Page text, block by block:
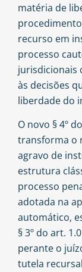
matéria de
recurso em
processo
jurisdicionais
às decisões
liberdade do
O novo § 4º
transforma o
agravo de
estrutura
processo
adotada na
automático,
§ 3º do art.
perante o
tutela